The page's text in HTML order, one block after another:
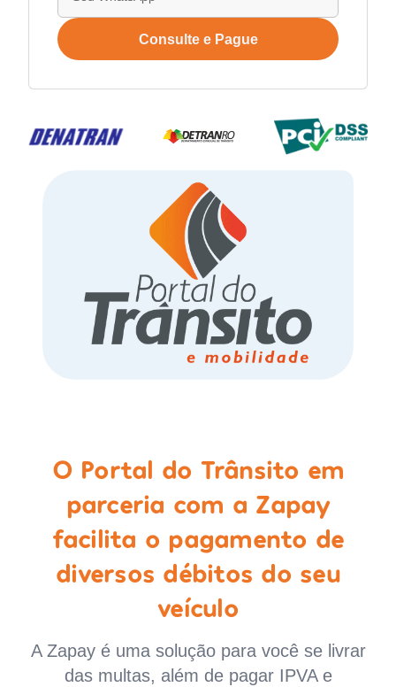
Consulte e Pague
O Portal do Trânsito em
parceria com a Zapay
facilita o pagamento de
diversos débitos do seu
veículo
A Zapay é uma solução para você se livrar
das multas, além de pagar IPVA e